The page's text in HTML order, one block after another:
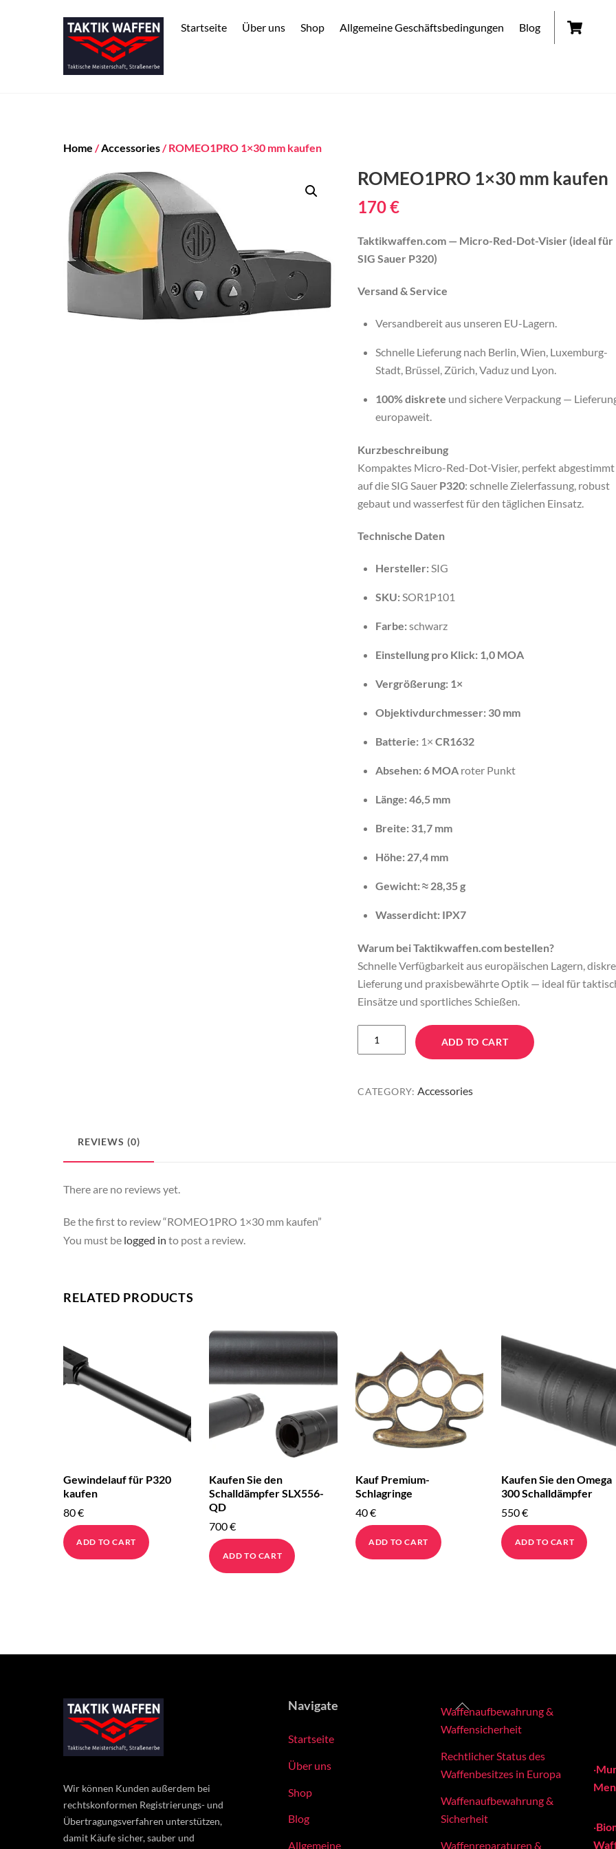
Startseite Über uns Shop Allgemeine Geschäftsbedingungen Blog
Home /Accessories / ROMEO1PRO 1×30 mm kaufen
ROMEO1PRO 1×30 mm kaufen
170€
Taktikwaffen.com — Micro-Red-Dot-Visier (ideal für
SIG Sauer P320)
Versand & Service
Versandbereit aus unseren EU-Lagern.
Schnelle Lieferung nach Berlin, Wien, Luxemburg-
Stadt, Brüssel, Zürich, Vaduz und Lyon.
100% diskrete und sichere Verpackung —
europaweit.
Kurzbeschreibung
Kompaktes Micro-Red-Dot-Visier, perfekt abgestimmt
auf die SIG Sauer P320: schnelle Zielerfassung, robust
gebaut und wasserfest für den täglichen Einsatz.
Technische Daten
Hersteller:SIG
SKU:SOR1P101
Farbe:schwarz
Einstellung pro Klick: 1,0 MOA
Vergrößerung: 1×
Objektivdurchmesser: 30 mm
Batterie:1× CR1632
Absehen:6 MOAroter Punkt
Länge:46,5 mm
Breite: 31,7 mm
Höhe: 27,4 mm
Gewicht:≈ 28,35 g
Wasserdicht: IPX7
Warum bei Taktikwaffen.com bestellen?
Schnelle Verfügbarkeit aus europäischen Lagern,
Lieferung und praxisbewährte Optik — ideal für
Einsätze und sportliches Schießen.
ROMEO1PRO
1×30
kaufen
ADD TO CART
CATEGORY:Accessories
REVIEWS (0)
There are no reviews yet.
Be the first to review “ROMEO1PRO 1×30 mm kaufen”
You must be logged in to post a review.
RELATED PRODUCTS
Gewindelauf für P320
kaufen
80€
ADD TO CART
Kaufen Sie den
Schalldämpfer SLX556-
QD
700€
ADD TO CART
Kauf Premium-
Schlagringe
40€
ADD TO CART
Kaufen Sie den Omega
300 Schalldämpfer
550€
ADD TO CART
Back
Wir können Kunden außerdem bei
rechtskonformen Registrierungs- und
Übertragungsverfahren unterstützen,
damit Käufe sicher, sauber und
Navigate
Startseite
Über uns
Shop
Blog
Allgemeine
Waffenaufbewahrung &
Waffensicherheit
Rechtlicher Status des
Waffenbesitzes in Europa
Waffenaufbewahrung &
Sicherheit
Waffenreparaturen &
·
·